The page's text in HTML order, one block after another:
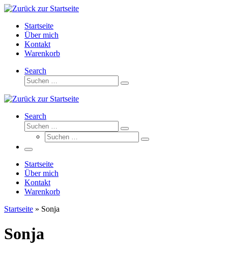
Zum
springenStartseite
Über mich
Kontakt
Warenkorb
Search
Suche
Suchen …
Search
Suche
Suchen …
Suche
Suchen …
Menü
Startseite
Über mich
Kontakt
Warenkorb
Startseite » Sonja
Sonja